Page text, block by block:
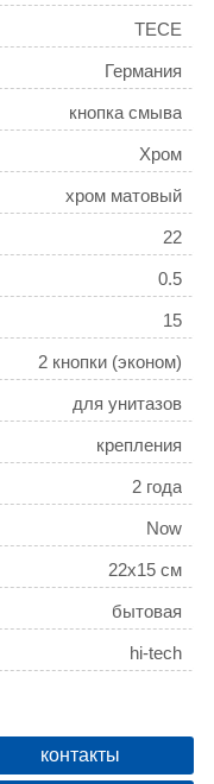
TECE
Германия
кнопка смыва
Хром
хром матовый
22
0.5
15
2 кнопки (эконом)
для унитазов
крепления
2 года
Now
22x15 см
бытовая
hi-tech
механическое
Матовая
контакты